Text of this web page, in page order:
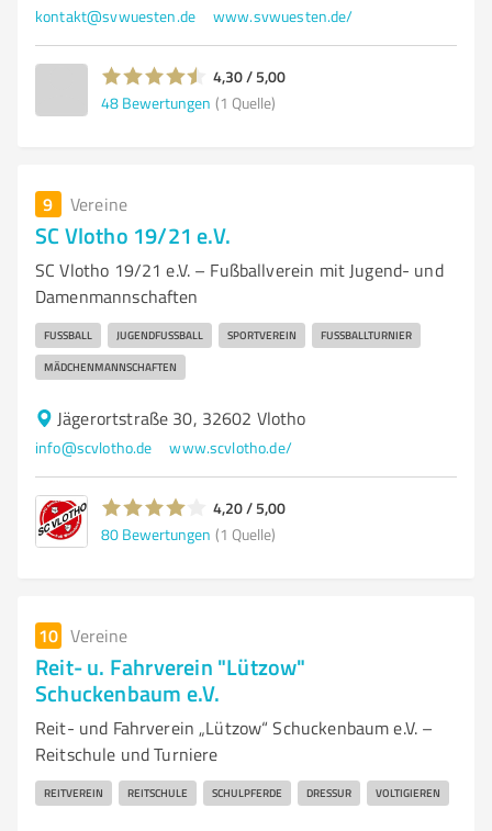
kontakt@svwuesten.de www.svwuesten.de/
4,30 / 5,00
48 Bewertungen (1 Quelle)
9 Vereine
SC Vlotho 19/21 e.V.
SC Vlotho 19/21 e.V. – Fußballverein mit Jugend- und
Damenmannschaften
FUSSBALL JUGENDFUSSBALL SPORTVEREIN FUSSBALLTURNIER
MÄDCHENMANNSCHAFTEN
Jägerortstraße 30, 32602 Vlotho
info@scvlotho.de www.scvlotho.de/
4,20 / 5,00
80 Bewertungen (1 Quelle)
10 Vereine
Reit- u. Fahrverein "Lützow"
Schuckenbaum e.V.
Reit- und Fahrverein „Lützow“ Schuckenbaum e.V. –
Reitschule und Turniere
REITVEREIN REITSCHULE SCHULPFERDE DRESSUR VOLTIGIEREN